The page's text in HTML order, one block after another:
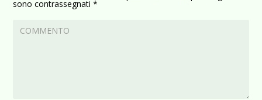
sono contrassegnati*